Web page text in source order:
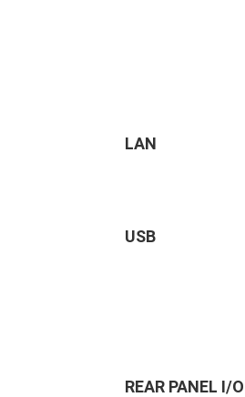
LAN
USB
REAR PANEL I/O